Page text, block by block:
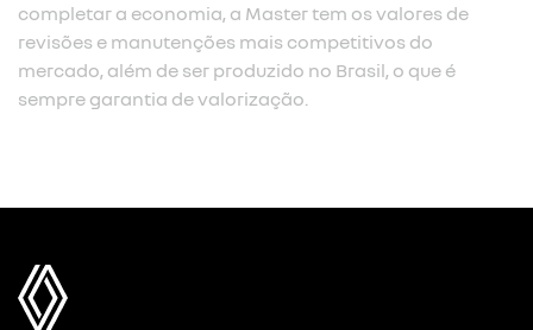
completar a economia, a Master tem os valores de
revisões e manutenções mais competitivos do
mercado, além de ser produzido no Brasil, o que é
sempre garantia de valorização.